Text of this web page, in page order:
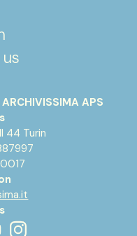
APS
44 Turin